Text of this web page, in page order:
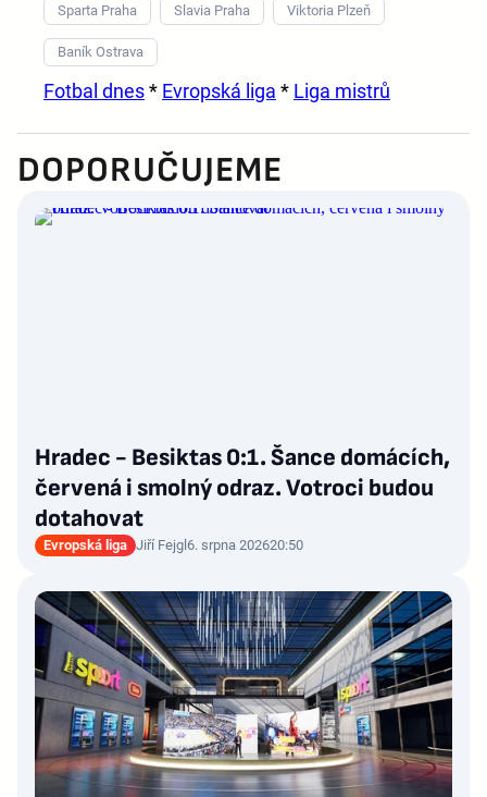
Sparta Praha Slavia Praha Viktoria Plzeň
Baník Ostrava
Fotbal dnes* Evropská liga * Liga mistrů
DOPORUČUJEME
Hradec - Besiktas 0:1. Šance domácích,
červená i smolný odraz. Votroci budou
dotahovat
Evropská liga Jiří Fejgl 6. srpna 202620:50